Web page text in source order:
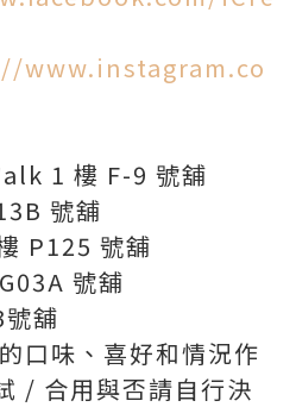
www.instagram.co
1 樓 F-9 號舖
號舖
P125 號舖
號舖
舖
口味、喜好和情況作
/ 合用與否請自行決